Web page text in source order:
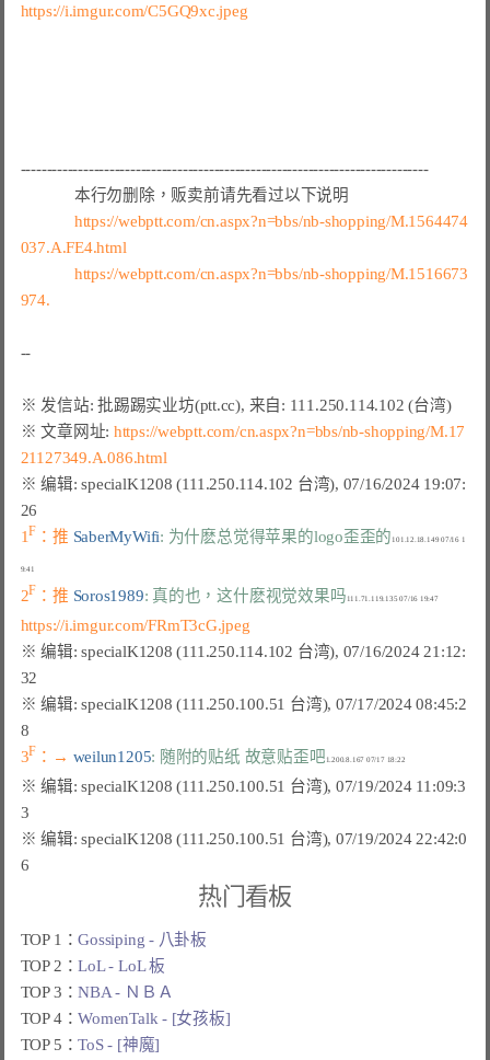
https://i.imgur.com/C5GQ9xc.jpeg
------------------------------------------------------------------------------
本行勿删除，贩卖前请先看过以下说明
https://webptt.com/cn.aspx?n=bbs/nb-shopping/M.1564474
037.A.FE4.html
https://webptt.com/cn.aspx?n=bbs/nb-shopping/M.1516673
974.
※ 发信站: 批踢踢实业坊(ptt.cc), 来自: 111.250.114.102 (台湾)
※ 文章网址: https://webptt.com/cn.aspx?n=bbs/nb-shopping/M.17
21127349.A.086.html
※ 编辑: specialK1208 (111.250.114.102 台湾), 07/16/2024 19:07:
1F ：推 SaberMyWifi: 为什麽总觉得苹果的logo歪歪的 101.12.18.149 07/16 1
2F ：推 Soros1989: 真的也，这什麽视觉效果吗 111.71.119.135 07/16 19:47
https://i.imgur.com/FRmT3cG.jpeg
※ 编辑: specialK1208 (111.250.114.102 台湾), 07/16/2024 21:12:
※ 编辑: specialK1208 (111.250.100.51 台湾), 07/17/2024 08:45:2
3F ：→ weilun1205: 随附的贴纸 故意贴歪吧
※ 编辑: specialK1208 (111.250.100.51 台湾), 07/19/2024 11:09:3
※ 编辑: specialK1208 (111.250.100.51 台湾), 07/19/2024 22:42:0
热门看板
TOP 1：Gossiping - 八卦板
TOP 2：LoL - LoL 板
TOP 3：NBA - ＮＢＡ
TOP 4：WomenTalk - [女孩板]
TOP 5：ToS - [神魔]